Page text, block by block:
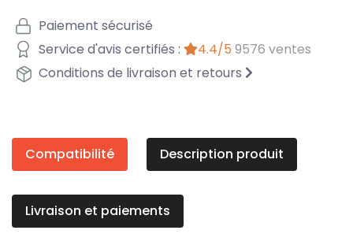
Paiement sécurisé
Service d'avis certifiés :
4.4/5 9576 ventes
Conditions de livraison et retours
Compatibilité Description produit
Livraison et paiements